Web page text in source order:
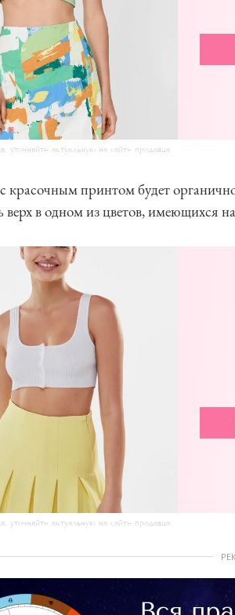
уточняйте актуальную на сайте продавца
красочным принтом будет
верх в одном из цветов, имеющихся
уточняйте актуальную на сайте продавца